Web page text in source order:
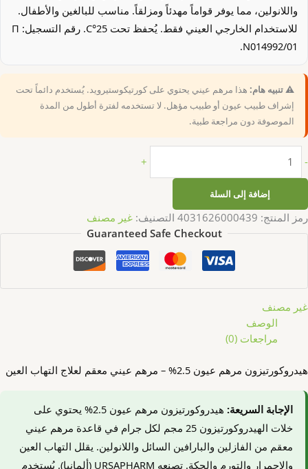
واللانولين، مما يوفر قواماً مهدئاً ومزلقاً. مناسب للبالغين والأطفال.
للاستخدام الخارجي العيني فقط. يُحفظ تحت 25°C. رقم التسجيل: П
N014992/01.
⚠️ تنبيه هام: هذا مرهم عيني يحتوي على كورتيكوستيرويد. يُستخدم دائماً تحت
إشراف طبيب عيون أو طبيب مؤهل. لا تستخدمه لفترة أطول من المدة
الموصوفة دون مراجعة طبية.
-
+
إضافة إلى السلة
رمز المنتج: 4031626000439 التصنيف: غير مصنف
Guaranteed Safe Checkout
غير مصنف
الوصف
مراجعات (0)
هيدروكورتيزون مرهم عيون 2.5% – مرهم عيني معقم لعلاج التهاب العين
الإجابة السريعة:
هيدروكورتيزون مرهم عيون 2.5% يحتوي على
خلات الهيدروكورتيزون 25 مجم لكل جرام في قاعدة مرهم عيني
معقم من الفازلين والبارافين السائل واللانولين. يقلل التهاب العين
والاحمرار والتورم والحكة. تصنعه URSAPHARM (ألمانيا). يُستخدم